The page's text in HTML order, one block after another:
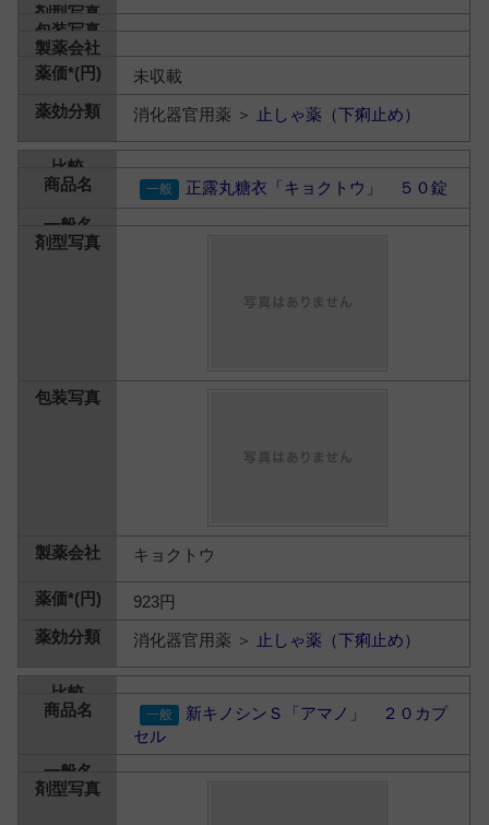
未収載
消化器官用薬 ＞ 止しゃ薬（下痢止め）
正露丸糖衣「キョクトウ」 ５０錠
キョクトウ
923円
消化器官用薬 ＞ 止しゃ薬（下痢止め）
新キノシンＳ「アマノ」 ２０カプ
セル